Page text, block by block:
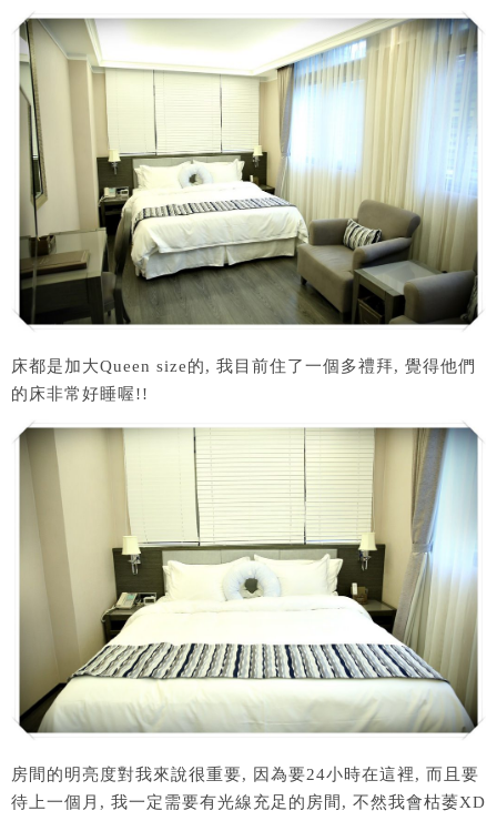
床都是加大Queen size的, 我目前住了一個多禮拜, 覺得他們
的床非常好睡喔!!
房間的明亮度對我來說很重要, 因為要24小時在這裡, 而且要
待上一個月, 我一定需要有光線充足的房間, 不然我會枯萎XD